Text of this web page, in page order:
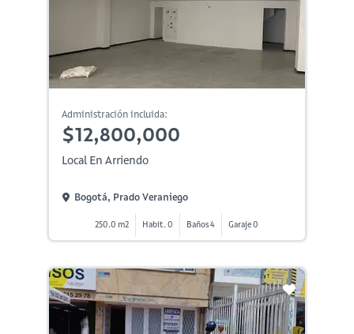
Administración incluida:
$12,800,000
Local En Arriendo
Bogotá, Prado Veraniego
250.0 m2 Habit. 0 Baños 4 Garaje 0